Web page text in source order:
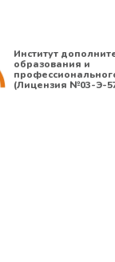
Институт
образования и
(Лицензия №03-Э-